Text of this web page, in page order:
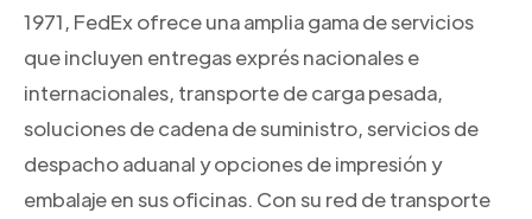
1971, FedEx ofrece una amplia gama de servicios
que incluyen entregas exprés nacionales e
internacionales, transporte de carga pesada,
soluciones de cadena de suministro, servicios de
despacho aduanal y opciones de impresión y
embalaje en sus oficinas. Con su red de transporte